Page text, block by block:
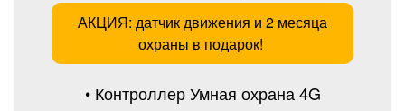
АКЦИЯ: датчик движения и 2 месяца
охраны в подарок!
• Контроллер Умная охрана 4G